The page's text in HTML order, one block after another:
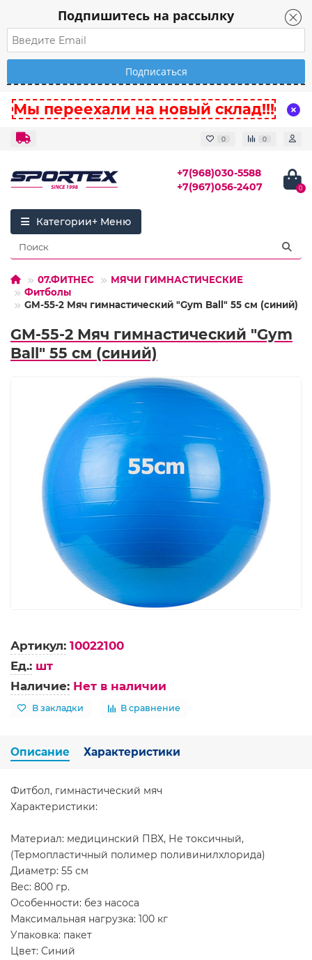
Подпишитесь на рассылку
Мы переехали на новый склад!!!
0 0
+7(968)030-5588
+7(967)056-2407
0
Категории
07.ФИТНЕС
МЯЧИ ГИМНАСТИЧЕСКИЕ
Фитболы
GM-55-2 Мяч гимнастический "Gym Ball" 55 см (синий)
GM-55-2 Мяч гимнастический "Gym
Ball" 55 см (синий)
Артикул: 10022100
Ед.: шт
Наличие: Нет в наличии
В закладки В сравнение
Описание Характеристики
Фитбол, гимнастический мяч
Характеристики:
Материал: медицинский ПВХ, Не токсичный,
(Термопластичный полимер поливинилхлорида)
Диаметр: 55 см
Вес: 800 гр.
Особенности: без насоса
Максимальная нагрузка: 100 кг
Упаковка: пакет
Цвет: Синий